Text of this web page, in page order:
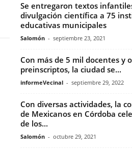
Se entregaron textos
divulgación científica a 75
educativas municipales
Salomón - septiembre 23, 2021
Con más de 5 mil docentes y
preinscriptos, la ciudad se...
informeVecinal - septiembre 29, 2022
Con diversas actividades, la
de Mexicanos en Córdoba
de los...
Salomón - octubre 29, 2021